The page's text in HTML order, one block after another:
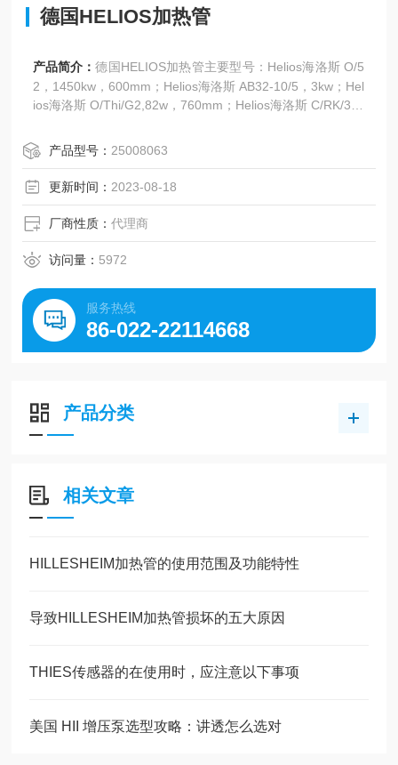
德国HELIOS加热管
产品简介：德国HELIOS加热管主要型号：Helios海洛斯 O/5
2，1450kw，600mm；Helios海洛斯 AB32-10/5，3kw；Hel
ios海洛斯 O/Thi/G2,82w，760mm；Helios海洛斯 C/RK/3/G
066488，230V，750W，IP65；Helios海洛斯Nr：0301001
3
产品型号： 25008063
更新时间： 2023-08-18
厂商性质：代理商
访问量： 5972
服务热线
86-022-22114668
产品分类
相关文章
HILLESHEIM加热管的使用范围及功能特性
导致HILLESHEIM加热管损坏的五大原因
THIES传感器的在使用时，应注意以下事项
美国 HII 增压泵选型攻略：讲透怎么选对